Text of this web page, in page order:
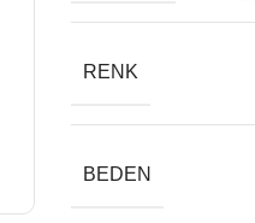
RENK
BEDEN